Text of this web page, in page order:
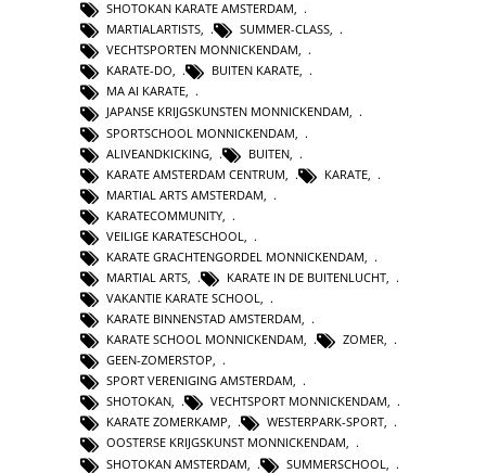
SHOTOKAN KARATE AMSTERDAM,
MARTIALARTISTS, SUMMER-CLASS,
VECHTSPORTEN MONNICKENDAM,
KARATE-DO, BUITEN KARATE,
MA AI KARATE,
JAPANSE KRIJGSKUNSTEN MONNICKENDAM,
SPORTSCHOOL MONNICKENDAM
ALIVEANDKICKING
BUITEN
KARATE AMSTERDAM CENTRUM
KARATE
MARTIAL ARTS AMSTERDAM
KARATECOMMUNITY
VEILIGE KARATESCHOOL
KARATE GRACHTENGORDEL MONNICKENDAM
MARTIAL ARTS
KARATE IN DE BUITENLUCHT
VAKANTIE KARATE SCHOOL,
KARATE BINNENSTAD AMSTERDAM,
KARATE SCHOOL MONNICKENDAM, ZOMER,
GEEN-ZOMERSTOP,
SPORT VERENIGING AMSTERDAM,
SHOTOKAN, VECHTSPORT MONNICKENDAM,
KARATE ZOMERKAMP, WESTERPARK-SPORT,
OOSTERSE KRIJGSKUNST MONNICKENDAM,
SHOTOKAN AMSTERDAM
SUMMERSCHOOL